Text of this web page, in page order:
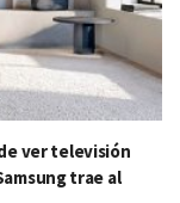
ver televisión
trae al